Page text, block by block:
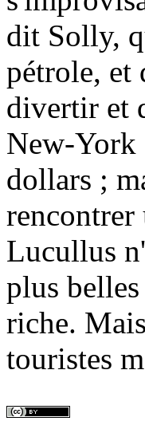
dit Solly,
pétrole, et
divertir et
New-
dollars ;
rencontrer
Lucullus
plus
riche.
touristes